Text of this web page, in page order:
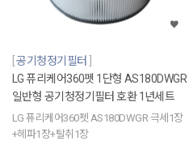
공기청정기필터
LG 퓨리케어360펫 1단형 AS180DWGR
일반형 공기청정기필터 호환 1년세트
LG 퓨리케어360펫 AS180DWGR 극세1장
+헤파1장+탈취1장